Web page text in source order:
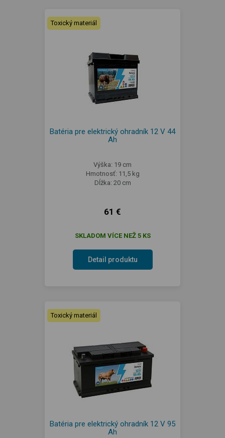
Toxický materiál
Batéria pre elektrický ohradník 12 V 44
Ah
Výška: 19 cm
Hmotnosť: 11,5 kg
Dĺžka: 20 cm
61 €
SKLADOM VÍCE NEŽ 5 KS
Detail produktu
Toxický materiál
Batéria pre elektrický ohradník 12 V 95
Ah